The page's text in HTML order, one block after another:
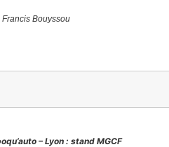
Francis Bouyssou
– Lyon : stand MGCF